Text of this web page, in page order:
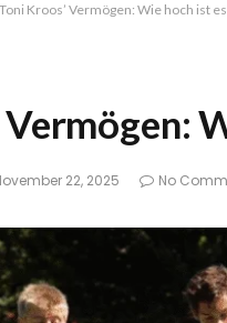
Toni Kroos’ Vermögen: Wie hoch ist
Vermögen:
22, 2025 No